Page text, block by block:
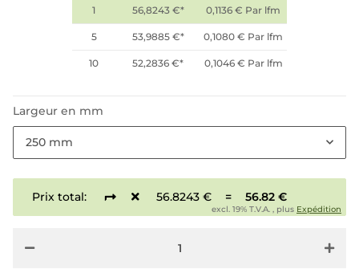
1 56,8243 €* 0,1136 € Par lfm
5 53,9885 €* 0,1080 € Par lfm
10 52,2836 €* 0,1046 € Par lfm
Largeur en mm
250 mm
Prix total: 56.8243 € = 56.82 €
excl. 19% T.V.A. , plus Expédition